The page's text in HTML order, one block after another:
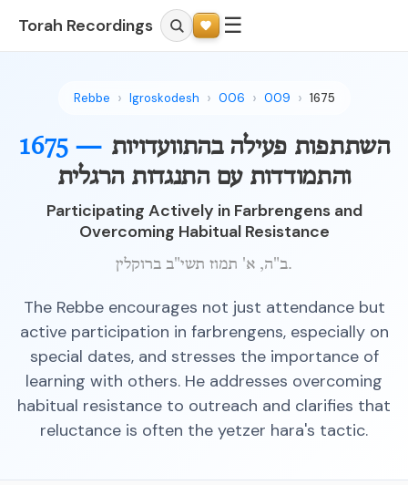
Torah Recordings ☰
Rebbe Igroskodesh 006 009 1675
1675 — השתתפות פעילה בהתוועדויות
והתמודדות עם התנגדות הרגלית
Participating Actively in Farbrengens and
Overcoming Habitual Resistance
ב"ה, א' תמוז תשי"ב ברוקלין.
The Rebbe encourages not just attendance but
active participation in farbrengens, especially on
special dates, and stresses the importance of
learning with others. He addresses overcoming
habitual resistance to outreach and clarifies that
reluctance is often the yetzer hara's tactic.